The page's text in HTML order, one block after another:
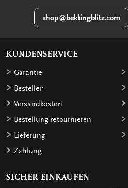
shop@bekkingblitz.com
KUNDENSERVICE
Garantie
Bestellen
Versandkosten
Bestellung retournieren
Lieferung
Zahlung
SICHER EINKAUFEN